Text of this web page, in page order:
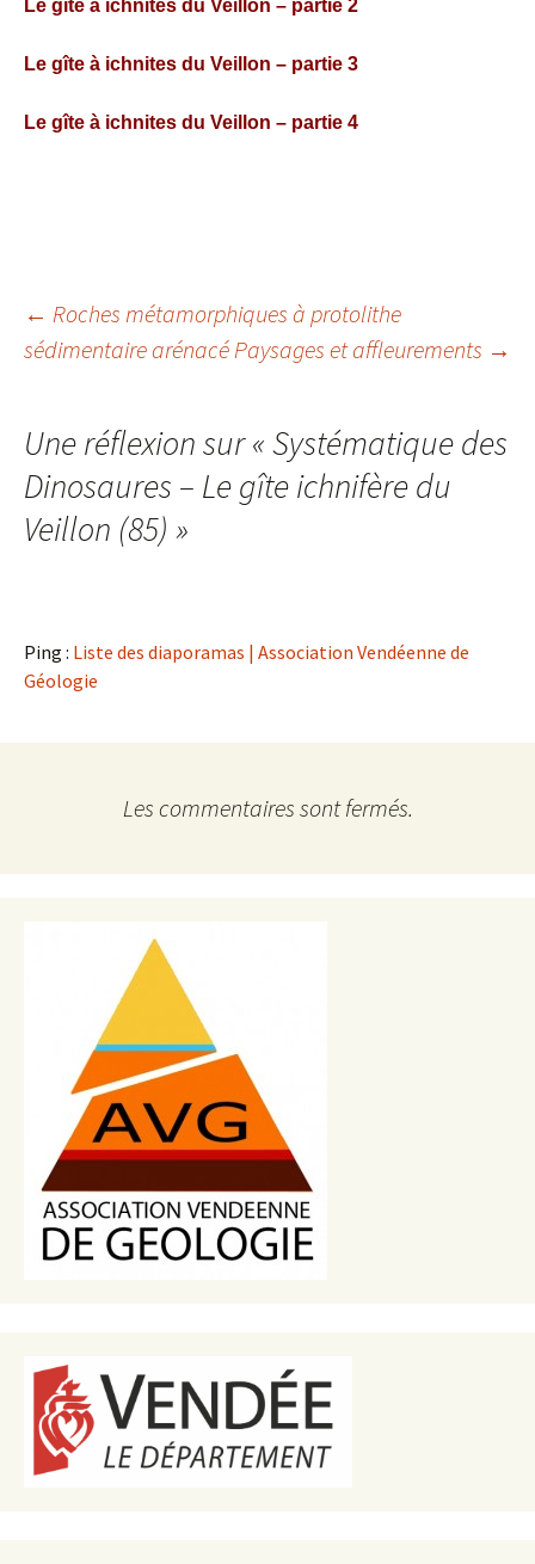
Le gîte à ichnites du Veillon – partie 2
Le gîte à ichnites du Veillon – partie 3
Le gîte à ichnites du Veillon – partie 4
Navigation
articles
← Roches métamorphiques à protolithe
sédimentaire arénacé Paysages et affleurements →
Une réflexion sur «Systématique des
Dinosaures – Le gîte ichnifère du
Veillon (85) »
Ping : Liste des diaporamas | Association Vendéenne de
Géologie
Les commentaires sont fermés.